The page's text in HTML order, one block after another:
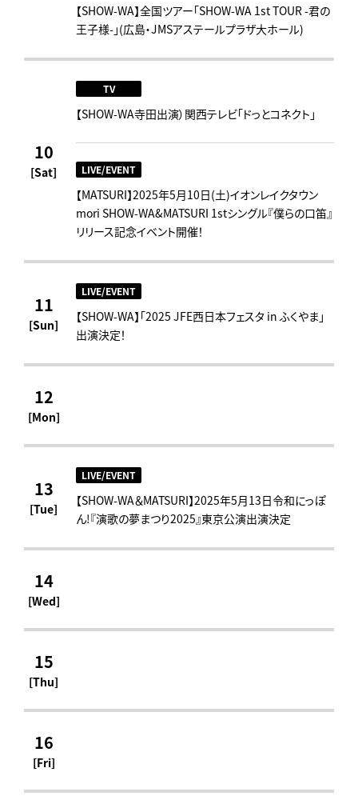
【SHOW-WA】全国ツアー「SHOW-WA 1st TOUR -君の
王子様-」(広島・JMSアステールプラザ大ホール)
10
[Sat]
TV
【SHOW-WA寺田出演）関西テレビ｢ドっとコネクト｣
LIVE/EVENT
【MATSURI】2025年5月10日(土)イオンレイクタウン
mori SHOW-WA&MATSURI 1stシングル『僕らの口笛』
リリース記念イベント開催！
11
[Sun]
LIVE/EVENT
【SHOW-WA】「2025 JFE西日本フェスタ in ふくやま」
出演決定！
12
[Mon]
13
[Tue]
LIVE/EVENT
【SHOW-WA＆MATSURI】2025年5月13日令和にっぽ
ん!『演歌の夢まつり2025』東京公演出演決定
14
[Wed]
15
[Thu]
16
[Fri]